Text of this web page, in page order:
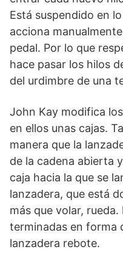
Está suspendido en
acciona
pedal. Por lo que
hace pasar los hilos
del urdimbre de una
John Kay modifica
en ellos unas cajas.
manera que la
de la cadena abierta
caja hacia la que se
lanzadera, que está
más que volar,
terminadas en forma
lanzadera rebote.